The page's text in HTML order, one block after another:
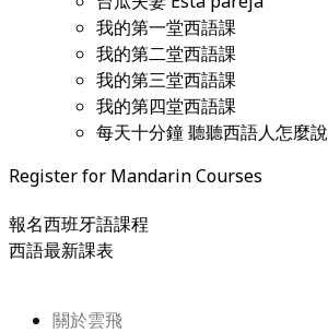
我的第一堂西語課
我的第二堂西語課
我的第三堂西語課
我的第四堂西語課
每天十分鐘 聽聽西語人怎麼說
Register for Mandarin Courses
報名西班牙語課程
西語最新課表
關於雲飛